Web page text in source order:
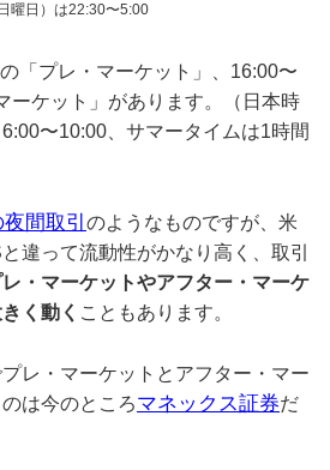
曜日）は22:30〜5:00
「プレ・マーケット」、16:00〜
ーケット」があります。（日本時
〜10:00、サマータイムは1時間
間取引 のようなものですが、米
違って流動性がかなり高く、取引
レ・マーケットやアフター・マーケ
く動く こともあります。
レ・マーケットとアフター・マー
は今のところマネックス証券だ